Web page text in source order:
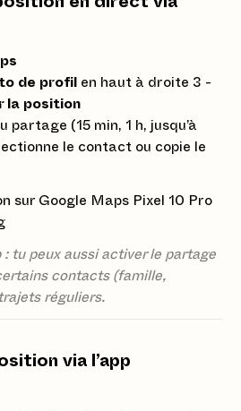
de profil en haut à droite 3 -
la position
partage (15 min, 1 h, jusqu’à
le contact ou copie le
tu peux aussi activer le partage
contacts (famille,
réguliers.
via l’app